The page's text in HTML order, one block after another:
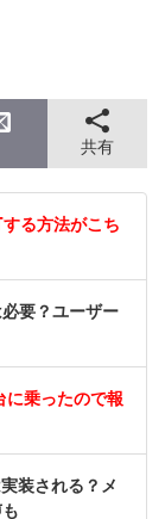
共有
る方法がこち
要？ユーザー
に乗ったので報
装される？メ